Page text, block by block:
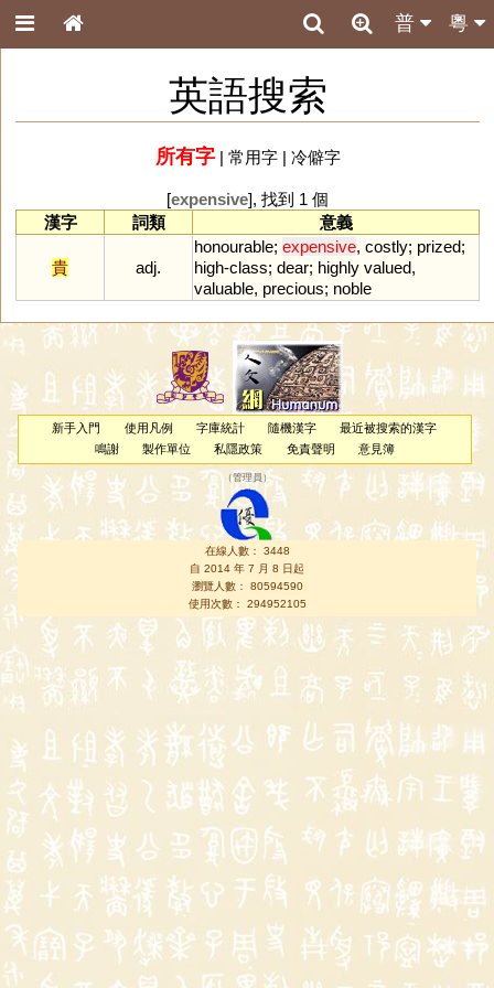
粵
普
英語搜索
所有字| 常用字| 冷僻字
[expensive], 找到 1 個
漢字
詞類 意義
貴 adj.
honourable; expensive, costly; prized;
high-class; dear; highly valued,
valuable, precious; noble
新手入門 使用凡例 字庫統計 隨機漢字
最近被搜索的漢字
鳴謝
製作單位 私隱政策 免責聲明 意見簿
（管理員 ）
在線人數： 3448
自 2014 年 7 月 8 日起
瀏覽人數： 80594590
使用次數： 294952105